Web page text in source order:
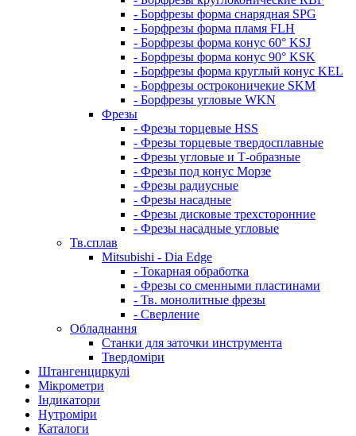
- Борфрезы форма снарядная SPG
- Борфрезы форма пламя FLH
- Борфрезы форма конус 60° KSJ
- Борфрезы форма конус 90° KSK
- Борфрезы форма круглый конус KEL
- Борфрезы остроконичекие SKM
- Борфрезы угловые WKN
Фрезы
- Фрезы торцевые HSS
- Фрезы торцевые твердосплавные
- Фрезы угловые и Т-образные
- Фрезы под конус Морзе
- Фрезы радиусные
- Фрезы насадные
- Фрезы дисковые трехсторонние
- Фрезы насадные угловые
Тв.сплав
Mitsubishi - Dia Edge
- Токарная обработка
- Фрезы со сменными пластинами
- Тв. монолитные фрезы
- Сверление
Обладнання
Станки для заточки инструмента
Твердоміри
Штангенциркулі
Мікрометри
Індикатори
Нутроміри
Каталоги